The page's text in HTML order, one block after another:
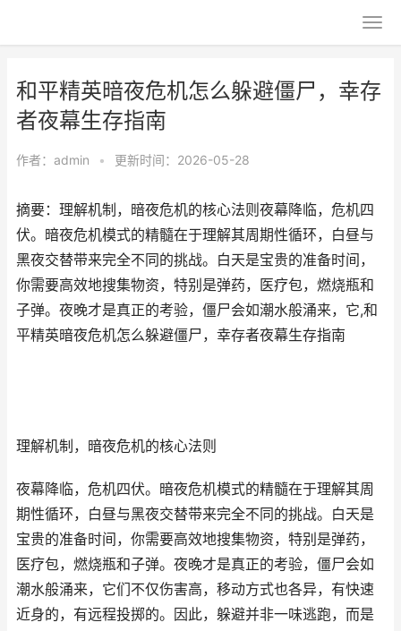
和平精英暗夜危机怎么躲避僵尸，幸存
者夜幕生存指南
作者： admin • 更新时间：2026-05-28
摘要：理解机制，暗夜危机的核心法则夜幕降临，危机四
伏。暗夜危机模式的精髓在于理解其周期性循环，白昼与
黑夜交替带来完全不同的挑战。白天是宝贵的准备时间，
你需要高效地搜集物资，特别是弹药，医疗包，燃烧瓶和
子弹。夜晚才是真正的考验，僵尸会如潮水般涌来，它,和
平精英暗夜危机怎么躲避僵尸，幸存者夜幕生存指南
理解机制，暗夜危机的核心法则
夜幕降临，危机四伏。暗夜危机模式的精髓在于理解其周
期性循环，白昼与黑夜交替带来完全不同的挑战。白天是
宝贵的准备时间，你需要高效地搜集物资，特别是弹药，
医疗包，燃烧瓶和子弹。夜晚才是真正的考验，僵尸会如
潮水般涌来，它们不仅伤害高，移动方式也各异，有快速
近身的，有远程投掷的。因此，躲避并非一味逃跑，而是